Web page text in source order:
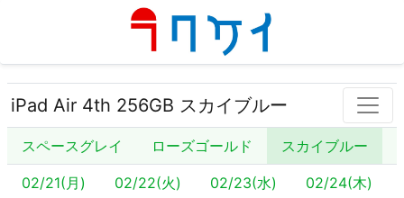
iPad Air 4th 256GB スカイブルー
スペースグレイ ローズゴールド スカイブルー
02/21(月) 02/22(火) 02/23(水) 02/24(木)